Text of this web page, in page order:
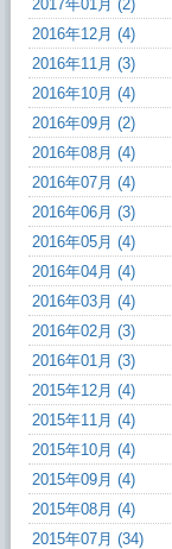
2017年01月 (2)
2016年12月 (4)
2016年11月 (3)
2016年10月 (4)
2016年09月 (2)
2016年08月 (4)
2016年07月 (4)
2016年06月 (3)
2016年05月 (4)
2016年04月 (4)
2016年03月 (4)
2016年02月 (3)
2016年01月 (3)
2015年12月 (4)
2015年11月 (4)
2015年10月 (4)
2015年09月 (4)
2015年08月 (4)
2015年07月 (34)